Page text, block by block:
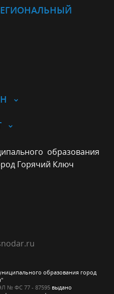
образования
Горячий Ключ
образования город
№ ФС 77 - 87595 выдано